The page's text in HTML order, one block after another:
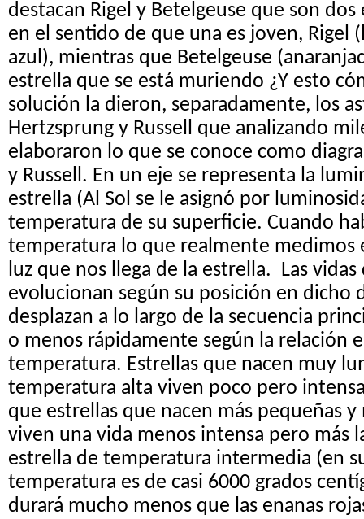
destacan Rigel y Betelgeuse que son
en el sentido de que una es joven, Rigel
azul), mientras que Betelgeuse
estrella que se está muriendo ¿Y esto
solución la dieron, separadamente, los
Hertzsprung y Russell que analizando
elaboraron lo que se conoce como
y Russell. En un eje se representa la
estrella (Al Sol se le asignó por
temperatura de su superficie. Cuando
temperatura lo que realmente medimos
luz que nos llega de la estrella. Las vidas
evolucionan según su posición en dicho
desplazan a lo largo de la secuencia
o menos rápidamente según la relación
temperatura. Estrellas que nacen muy
temperatura alta viven poco pero
que estrellas que nacen más pequeñas
viven una vida menos intensa pero más
estrella de temperatura intermedia (en
temperatura es de casi 6000 grados
durará mucho menos que las enanas